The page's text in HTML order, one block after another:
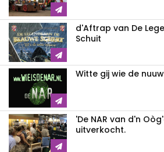
d'Aftrap van De
Schuit
Witte gij wie de
'De NAR van d'n
uitverkocht.